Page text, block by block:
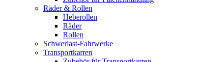
Räder & Rollen
Heberollen
Räder
Rollen
Schwerlast-Fahrwerke
Transportkarren